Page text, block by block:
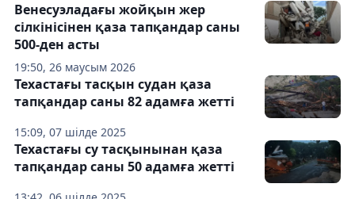
19:50, 26 маусым 2026
Венесуэладағы жойқын жер
сілкінісінен қаза тапқандар саны
500-ден асты
15:09, 07 шілде 2025
Техастағы тасқын судан қаза
тапқандар саны 82 адамға жетті
Техастағы су тасқынынан қаза
тапқандар саны 50 адамға жетті